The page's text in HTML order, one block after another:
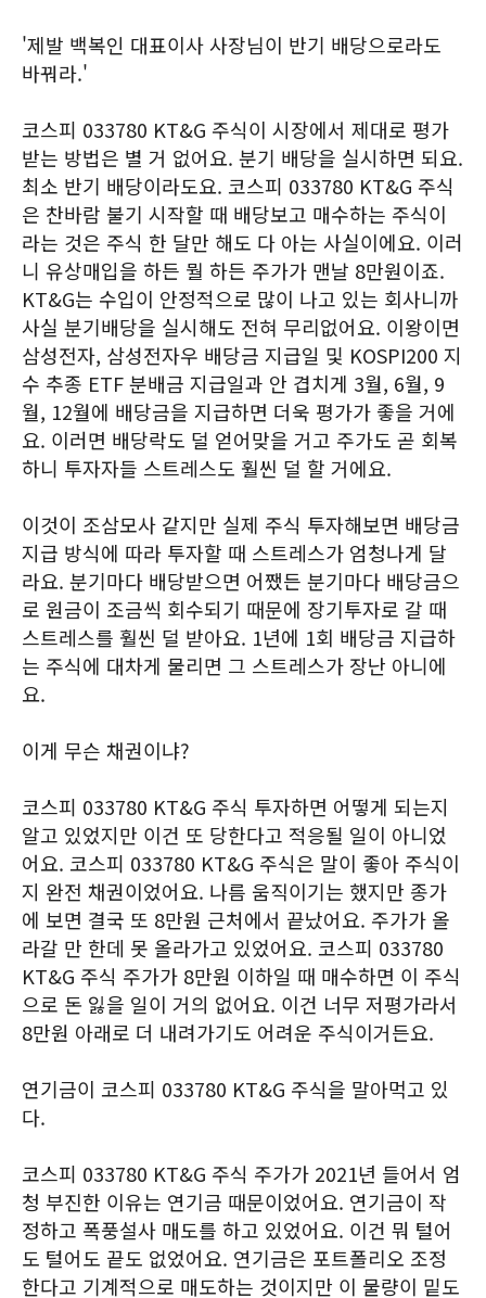
'제발 백복인 대표이사 사장님이 반기 배당으로라도
바꿔라.'
코스피 033780 KT&G 주식이 시장에서 제대로 평가
받는 방법은 별 거 없어요. 분기 배당을 실시하면 되요.
최소 반기 배당이라도요. 코스피 033780 KT&G 주식
은 찬바람 불기 시작할 때 배당보고 매수하는 주식이
라는 것은 주식 한 달만 해도 다 아는 사실이에요. 이러
니 유상매입을 하든 뭘 하든 주가가 맨날 8만원이죠.
KT&G는 수입이 안정적으로 많이 나고 있는 회사니까
사실 분기배당을 실시해도 전혀 무리없어요. 이왕이면
삼성전자, 삼성전자우 배당금 지급일 및 KOSPI200 지
수 추종 ETF 분배금 지급일과 안 겹치게 3월, 6월, 9
월, 12월에 배당금을 지급하면 더욱 평가가 좋을 거에
요. 이러면 배당락도 덜 얻어맞을 거고 주가도 곧 회복
하니 투자자들 스트레스도 훨씬 덜 할 거에요.
이것이 조삼모사 같지만 실제 주식 투자해보면 배당금
지급 방식에 따라 투자할 때 스트레스가 엄청나게 달
라요. 분기마다 배당받으면 어쨌든 분기마다 배당금으
로 원금이 조금씩 회수되기 때문에 장기투자로 갈 때
스트레스를 훨씬 덜 받아요. 1년에 1회 배당금 지급하
는 주식에 대차게 물리면 그 스트레스가 장난 아니에
요.
이게 무슨 채권이냐?
코스피 033780 KT&G 주식 투자하면 어떻게 되는지
알고 있었지만 이건 또 당한다고 적응될 일이 아니었
어요. 코스피 033780 KT&G 주식은 말이 좋아 주식이
지 완전 채권이었어요. 나름 움직이기는 했지만 종가
에 보면 결국 또 8만원 근처에서 끝났어요. 주가가 올
라갈 만 한데 못 올라가고 있었어요. 코스피 033780
KT&G 주식 주가가 8만원 이하일 때 매수하면 이 주식
으로 돈 잃을 일이 거의 없어요. 이건 너무 저평가라서
8만원 아래로 더 내려가기도 어려운 주식이거든요.
연기금이 코스피 033780 KT&G 주식을 말아먹고 있
다.
코스피 033780 KT&G 주식 주가가 2021년 들어서 엄
청 부진한 이유는 연기금 때문이었어요. 연기금이 작
정하고 폭풍설사 매도를 하고 있었어요. 이건 뭐 털어
도 털어도 끝도 없었어요. 연기금은 포트폴리오 조정
한다고 기계적으로 매도하는 것이지만 이 물량이 밑도